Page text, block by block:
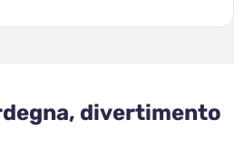
divertimento